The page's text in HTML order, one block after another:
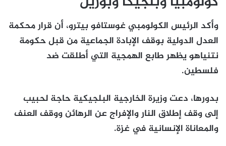
وأكد الرئيس الكولومبي غوستافو بيترو، أن قرار محكمة
العدل الدولية بوقف الإبادة الجماعية من قبل حكومة
نتنياهو يظهر طابع الهمجية التي أطلقت ضد
فلسطين.
بدورها، دعت وزيرة الخارجية البلجيكية حاجة لحبيب
إلى وقف إطلاق النار والإفراج عن الرهائن ووقف العنف
والمعاناة الإنسانية في غزة.